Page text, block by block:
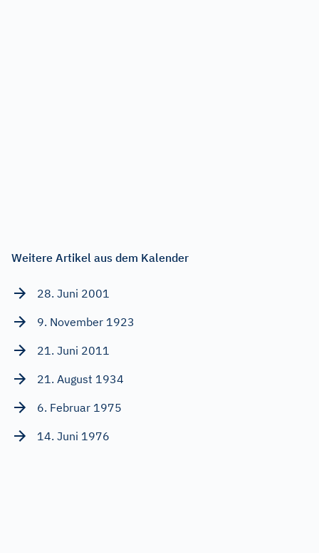
Weitere Artikel aus dem Kalender
28. Juni 2001
9. November 1923
21. Juni 2011
21. August 1934
6. Februar 1975
14. Juni 1976